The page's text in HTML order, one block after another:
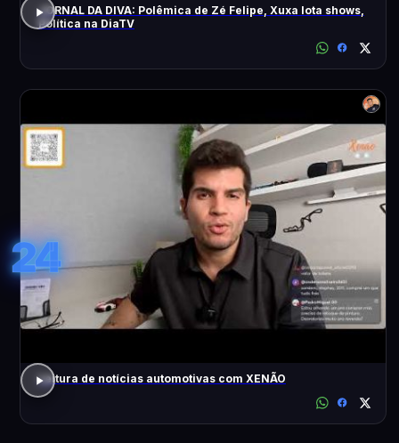
JORNAL DA DIVA: Polêmica de Zé Felipe, Xuxa lota shows,
Política na DiaTV
24
Leitura de notícias automotivas com XENÃO